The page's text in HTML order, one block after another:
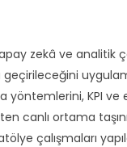
zekâ ve analitik
yöntemlerini, KPI
canlı ortama
çalışmaları